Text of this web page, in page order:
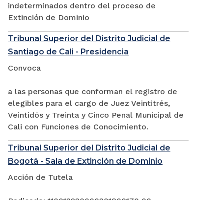
indeterminados dentro del proceso de
Extinción de Dominio
Tribunal Superior del Distrito Judicial de
Santiago de Cali - Presidencia
Convoca
a las personas que conforman el registro de
elegibles para el cargo de Juez Veintitrés,
Veintidós y Treinta y Cinco Penal Municipal de
Cali con Funciones de Conocimiento.
Tribunal Superior del Distrito Judicial de
Bogotá - Sala de Extinción de Dominio
Acción de Tutela